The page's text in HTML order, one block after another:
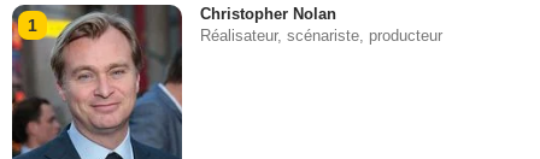
1
Christopher Nolan
Réalisateur, scénariste, producteur